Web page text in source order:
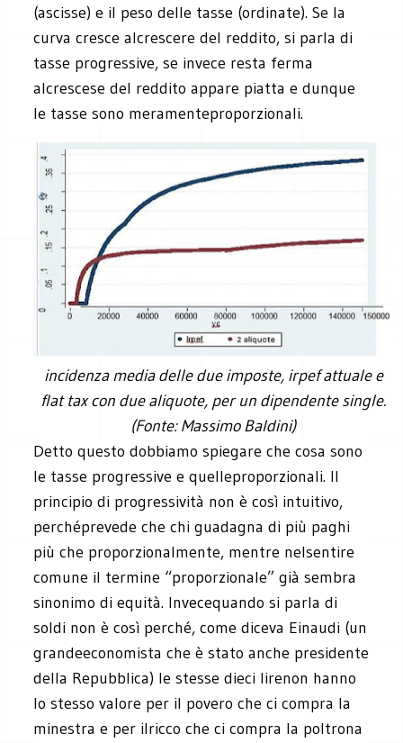
(ascisse) e il peso delle tasse (ordinate). Se la
curva cresce alcrescere del reddito, si parla di
tasse progressive, se invece resta ferma
alcrescese del reddito appare piatta e dunque
le tasse sono meramenteproporzionali.
incidenza media delle due imposte, irpef attuale e
flat tax con due aliquote, per un dipendente single.
(Fonte: Massimo Baldini)
Detto questo dobbiamo spiegare che cosa sono
le tasse progressive e quelleproporzionali. Il
principio di progressività non è così intuitivo,
perchéprevede che chi guadagna di più paghi
più che proporzionalmente, mentre nelsentire
comune il termine “proporzionale” già sembra
sinonimo di equità. Invecequando si parla di
soldi non è così perché, come diceva Einaudi (un
grandeeconomista che è stato anche presidente
della Repubblica) le stesse dieci lirenon hanno
lo stesso valore per il povero che ci compra la
minestra e per ilricco che ci compra la poltrona